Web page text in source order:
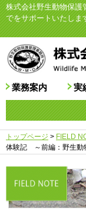
株式会社野生動物保護
でをサポートいたしま
業務案内 実
トップページ > FIELD
体験記 ～前編：野生動